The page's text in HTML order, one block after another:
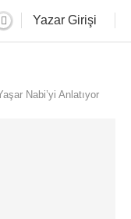
Yazar Girişi
Nabi’yi Anlatıyor